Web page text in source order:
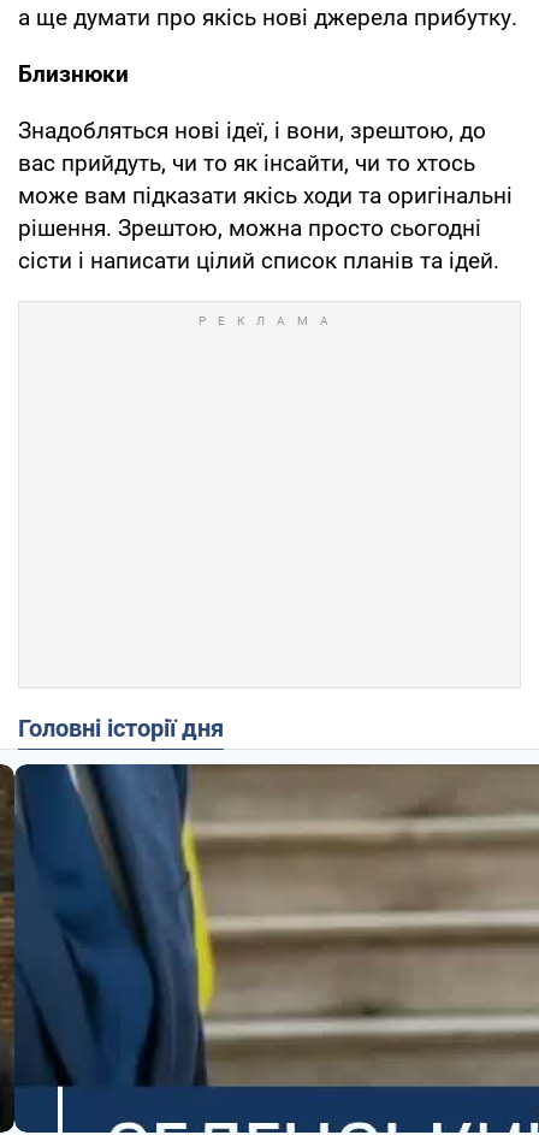
а ще думати про якісь нові джерела прибутку.
Близнюки
Знадобляться нові ідеї, і вони, зрештою, до
вас прийдуть, чи то як інсайти, чи то хтось
може вам підказати якісь ходи та оригінальні
рішення. Зрештою, можна просто сьогодні
сісти і написати цілий список планів та ідей.
Головні історії дня